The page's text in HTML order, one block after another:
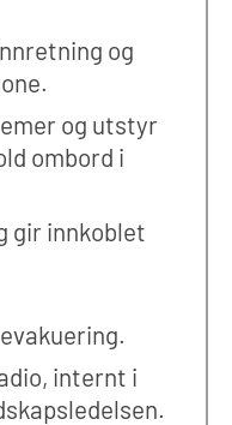
og
og utstyr
ombord i
gir innkoblet
internt i